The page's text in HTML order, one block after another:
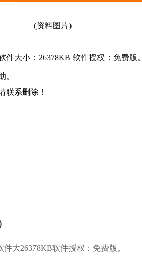
(资料图片)
大小：26378KB 软件授权：免费版。
。
联系删除！
大26378KB软件授权：免费版。